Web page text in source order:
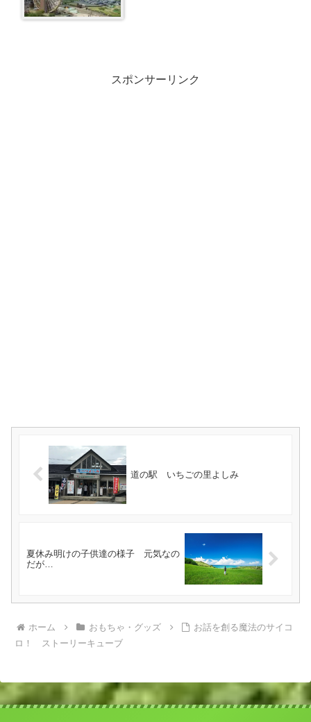
スポンサーリンク
道の駅 いちごの里よしみ
夏休み明けの子供達の様子 元気なの
だが…
ホーム おもちゃ・グッズ
お話を創る魔法のサイコ
ロ！ ストーリーキューブ